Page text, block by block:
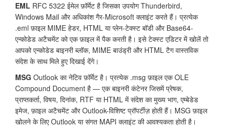
EML RFC 5322 ईमेल फ़ॉर्मेट है जिसका उपयोग Thunderbird,
Windows Mail और अधिकांश गैर-Microsoft क्लाइंट करते हैं। प्रत्येक
.eml फ़ाइल MIME हेडर, HTML या प्लेन-टेक्स्ट बॉडी और Base64-
एन्कोडेड अटैचमेंट को एक फ़ाइल में पैक करती है। इसे टेक्स्ट एडिटर में खोलें तो
आपको एन्कोडेड बाइनरी ब्लॉक, MIME बाउंड्री और HTML टैग वास्तविक
संदेश के साथ मिले हुए दिखाई देंगे।
MSG Outlook का नेटिव फ़ॉर्मेट है। प्रत्येक .msg फ़ाइल एक OLE
Compound Document है — एक बाइनरी कंटेनर जिसमें प्रेषक,
प्राप्तकर्ता, विषय, दिनांक, RTF या HTML में संदेश का मुख्य भाग, एम्बेडेड
इमेज, फ़ाइल अटैचमेंट और Outlook-विशिष्ट प्रॉपर्टीज़ होती हैं। MSG फ़ाइल
खोलने के लिए Outlook या संगत MAPI क्लाइंट की आवश्यकता होती है।